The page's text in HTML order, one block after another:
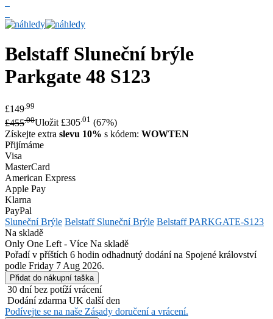
Belstaff Sluneční brýle
Parkgate 48 S123
£149 .99
£455.00Uložit £305.01 (67%)
Získejte extra slevu 10% s kódem: WOWTEN
Přijímáme
Visa
MasterCard
American Express
Apple Pay
Klarna
PayPal
Sluneční Brýle Belstaff Sluneční Brýle Belstaff PARKGATE-S123
Na skladě
Only One Left - Více Na skladě
Pořadí v příštích 6 hodin odhadnutý dodání na Spojené království
podle Friday 7 Aug 2026.
30 dní bez potíží vrácení
Dodání zdarma UK další den
Podívejte se na naše Zásady doručení a vrácení.